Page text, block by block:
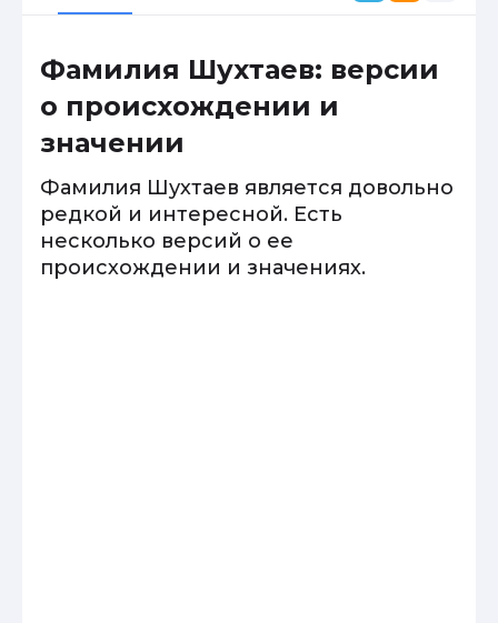
Фамилия Шухтаев: версии
о происхождении и
значении
Фамилия Шухтаев является довольно
редкой и интересной. Есть
несколько версий о ее
происхождении и значениях.